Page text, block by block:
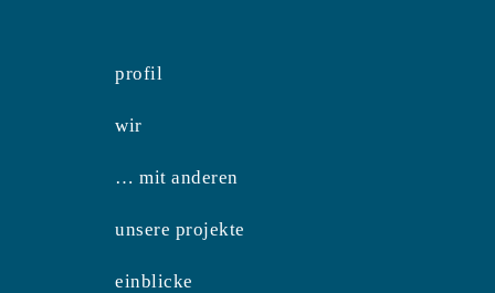
profil
wir
… mit anderen
unsere projekte
einblicke